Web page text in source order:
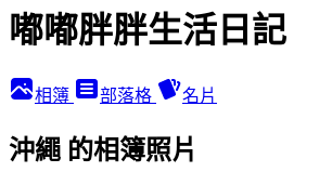
嘟嘟胖胖生活日記
相簿 部落格 名片
沖繩 的相簿照片